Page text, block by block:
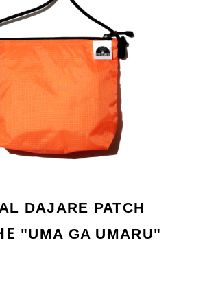
DAJARE PATCH
"UMA GA UMARU"